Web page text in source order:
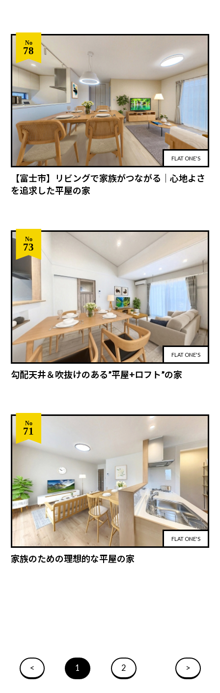
No
78
FLAT ONE'S
【富士市】リビングで家族がつながる｜心地よさ
を追求した平屋の家
No
73
FLAT ONE'S
勾配天井＆吹抜けのある”平屋+ロフト”の家
No
71
FLAT ONE'S
家族のための理想的な平屋の家
< 1 2 >